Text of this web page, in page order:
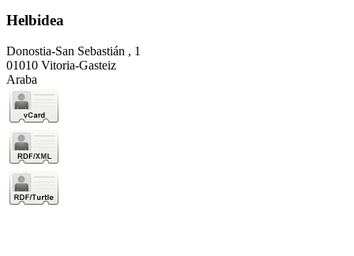
Helbidea
Donostia-San Sebastián , 1
01010 Vitoria-Gasteiz
Araba